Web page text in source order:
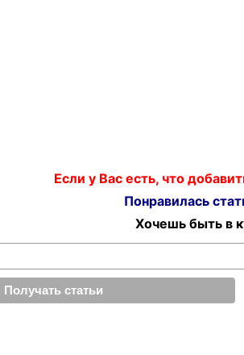
Если у Вас есть, что
Понравилась
Хочешь быть в